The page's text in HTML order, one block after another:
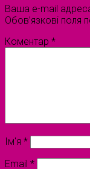
Ваша e-mail
Обов’язкові поля
Коментар *
Ім'я *
Email *